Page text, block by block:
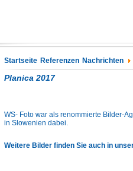
Startseite Referenzen Nachrichten
Planica 2017
WS- Foto war als renommierte Bilder-
in Slowenien dabei.
Weitere Bilder finden Sie auch in